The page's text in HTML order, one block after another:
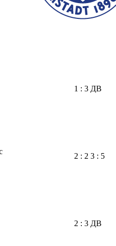
1 : 3 ДВ
2 : 2 3 : 5
2 : 3 ДВ